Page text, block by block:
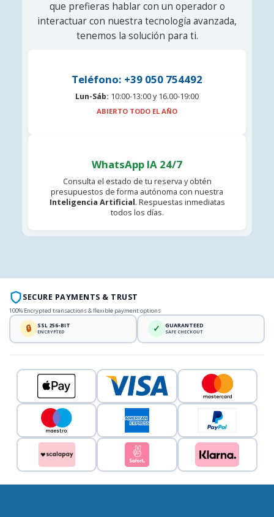
que prefieras hablar con un operador o
interactuar con nuestra tecnología avanzada,
tenemos la solución para ti.
Teléfono: +39 050 754492
Lun-Sáb: 10:00-13:00 y 16.00-19:00
ABIERTO TODO EL AÑO
WhatsApp IA 24/7
Consulta el estado de tu reserva y obtén
presupuestos de forma autónoma con nuestra
Inteligencia Artificial. Respuestas inmediatas
todos los días.
SECURE PAYMENTS & TRUST
100% Encrypted transactions & flexible payment options
🔒 SSL 256-BIT
ENCRYPTED ✓ GUARANTEED
SAFE CHECKOUT